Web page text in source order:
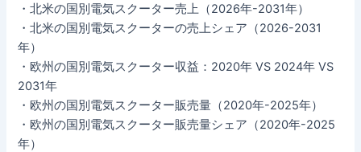
・北米の国別電気スクーター売上（2026年-2031年）
・北米の国別電気スクーターの売上シェア（2026-2031
年）
・欧州の国別電気スクーター収益：2020年 VS 2024年 VS
2031年
・欧州の国別電気スクーター販売量（2020年-2025年）
・欧州の国別電気スクーター販売量シェア（2020年-2025
年）